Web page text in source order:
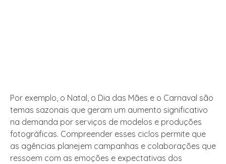
Por exemplo, o Natal, o Dia das Mães e o Carnaval são
temas sazonais que geram um aumento significativo
na demanda por serviços de modelos e produções
fotográficas. Compreender esses ciclos permite que
as agências planejem campanhas e colaborações que
ressoem com as emoções e expectativas dos